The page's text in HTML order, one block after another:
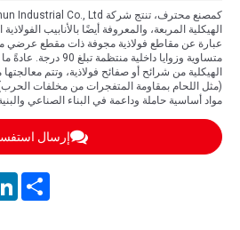
الهيكلية المربعة، والمعروفة أيضًا بالأنابيب
عبارة عن مقاطع فولاذية مجوفة ذات مقطع عرضي
متساوية وزوايا داخلية
الهيكلية من شرائح أو صفائح فولاذية، وتتم معالجتها
(مثل اللحام بمقاومة المتفجرات من مخلفات
مواد أساسية حاملة وداعمة في البناء الصناعي والبنية
إرسال
Share